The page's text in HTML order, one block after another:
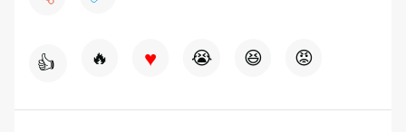
👍 🔥 ♥ 😭 😆 😡